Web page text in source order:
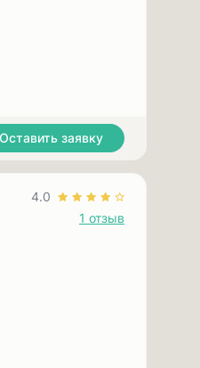
для больных с Паркинсоном
Оставить заявку
4.0
1 отзыв